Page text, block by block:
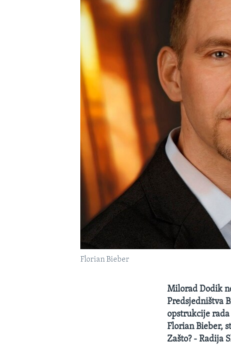
Florian Bieber
Milorad Dodik
Predsjedništva
opstrukcije
Florian Bieber,
Zašto? - Radija